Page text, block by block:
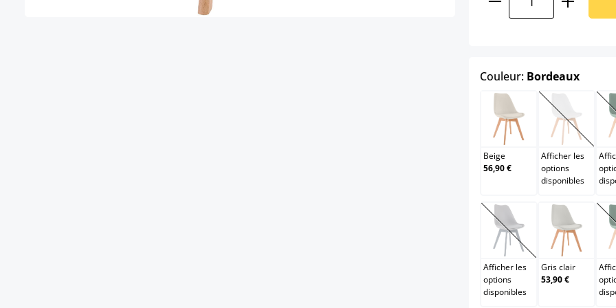
Couleur: Bordeauxselect
Beige
Beige
56,90 €
Blanc
(Cette
Afficher les
options
disponibles
Gris / Gris
(Cette option n'est
Afficher les
options
disponibles
Gris clair
Gris clair
53,90 €